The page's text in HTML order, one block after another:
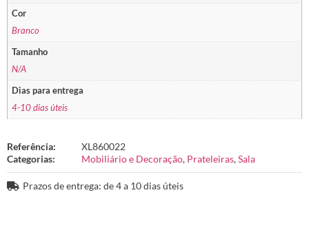
Cor
Branco
Tamanho
N/A
Dias para entrega
4-10 dias úteis
Referência:
XL860022
Categorias:
Mobiliário e Decoração, Prateleiras,Sala
Prazos de entrega: de 4 a 10 dias úteis